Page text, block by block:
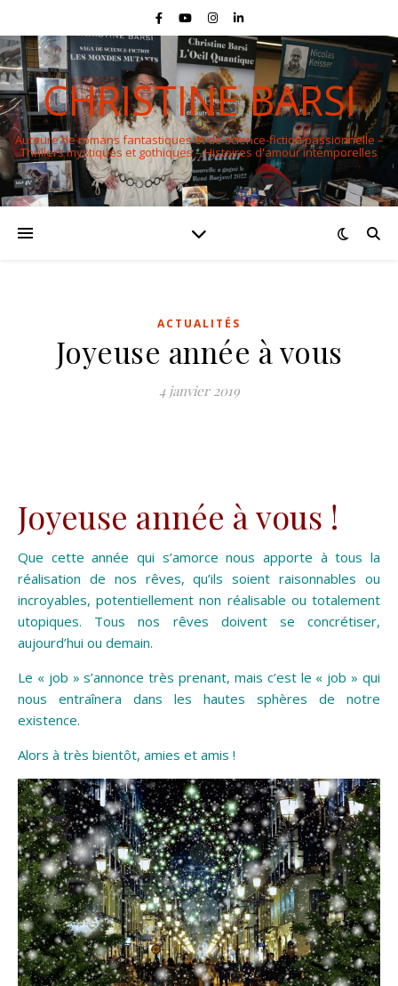
CHRISTINE BARSI
Auteure de romans fantastiques et de science-fiction passionnelle –
Thrillers mystiques et gothiques – Histoires d'amour intemporelles
ACTUALITÉS
Joyeuse année à vous
4 janvier 2019
Joyeuse année à vous !
Que cette année qui s’amorce nous apporte à tous la
réalisation de nos rêves, qu’ils soient raisonnables ou
incroyables, potentiellement non réalisable ou totalement
utopiques. Tous nos rêves doivent se concrétiser,
aujourd’hui ou demain.
Le « job » s’annonce très prenant, mais c’est le « job » qui
nous entraînera dans les hautes sphères de notre
existence.
Alors à très bientôt, amies et amis !